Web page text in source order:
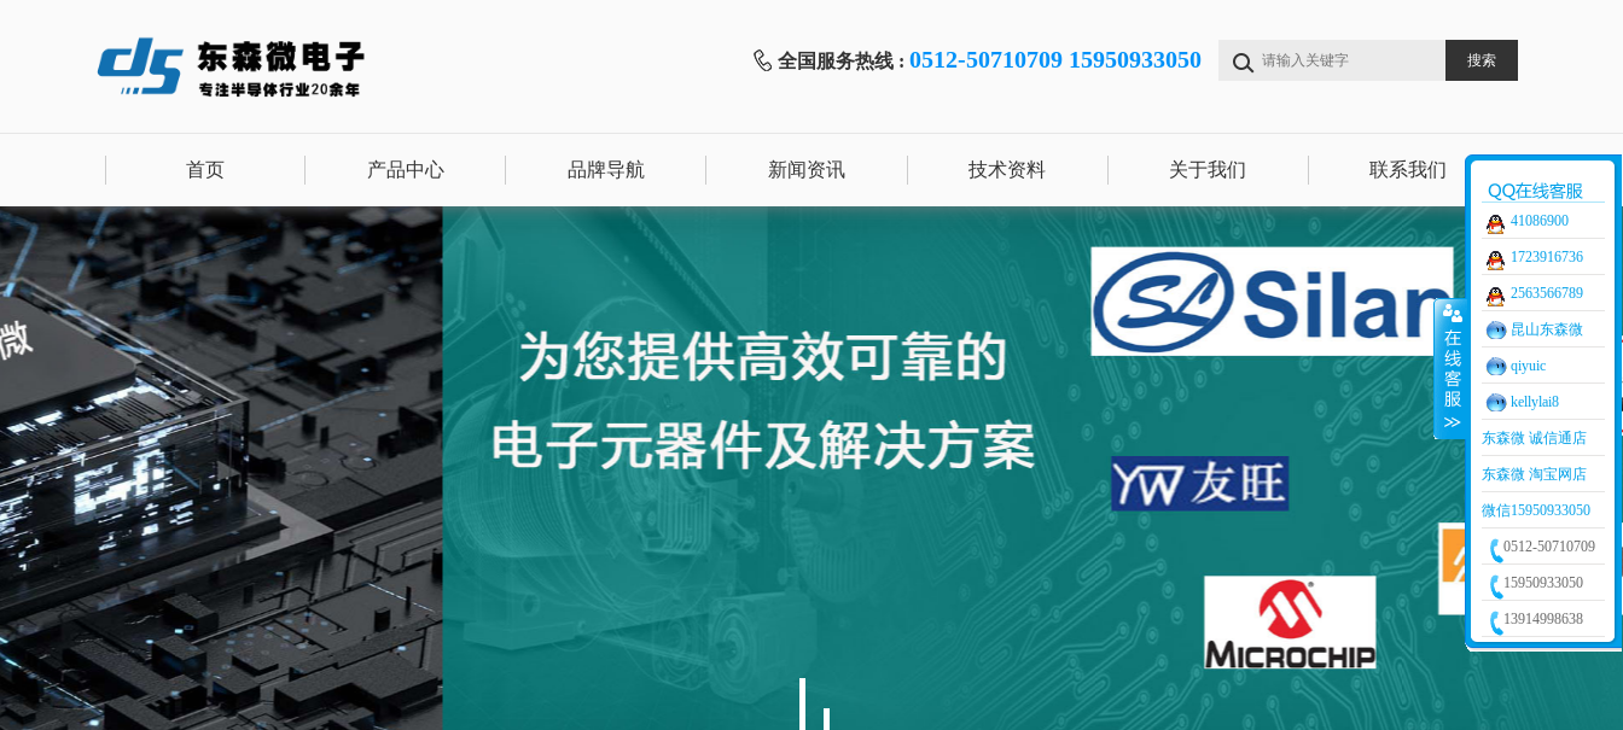
全国服务热线 : 0512-50710709 15950933050
首页 产品中心 品牌导航 新闻资讯 技术资料 关于我们 联系我们
41086900
1723916736
2563566789
昆山东森微
qiyuic
kellylai8
东森微 诚信通店
东森微 淘宝网店
微信15950933050
0512-50710709
15950933050
13914998638